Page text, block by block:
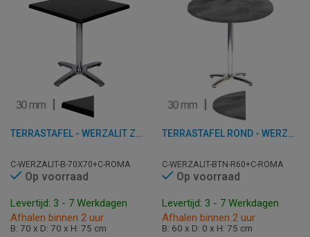
TERRASTAFEL - WERZALIT ZWART - 70X70 CM
C-WERZALIT-B-70X70+C-ROMA
Op voorraad
Levertijd: 3 - 7 Werkdagen
Afhalen binnen 2 uur
B: 70 x D: 70 x H: 75 cm
TERRASTAFEL ROND - WERZALIT BETON - 60 CM
C-WERZALIT-BTN-R60+C-ROMA
Op voorraad
Levertijd: 3 - 7 Werkdagen
Afhalen binnen 2 uur
B: 60 x D: 0 x H: 75 cm